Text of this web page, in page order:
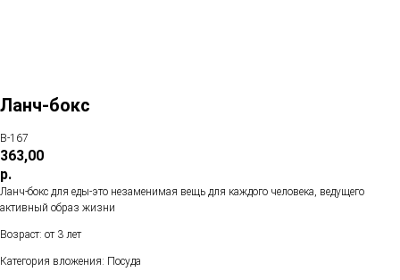
Ланч-бокс
В-167
363,00
р.
Ланч-бокс для еды-это незаменимая вещь для каждого человека, ведущего
активный образ жизни
Возраст: от 3 лет
Категория вложения: Посуда